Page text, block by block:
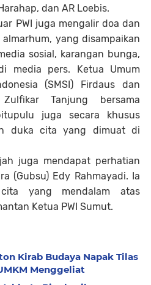
dan AR Loebis.
PWI juga mengalir doa dan
yang disampaikan
sosial, karangan bunga,
media pers. Ketua Umum
(SMSI) Firdaus dan
Tanjung bersama
juga secara khusus
duka cita yang dimuat di
juga mendapat perhatian
(Gubsu) Edy Rahmayadi. Ia
yang mendalam atas
Ketua PWI Sumut.
Kirab Budaya Napak Tilas
Menggeliat